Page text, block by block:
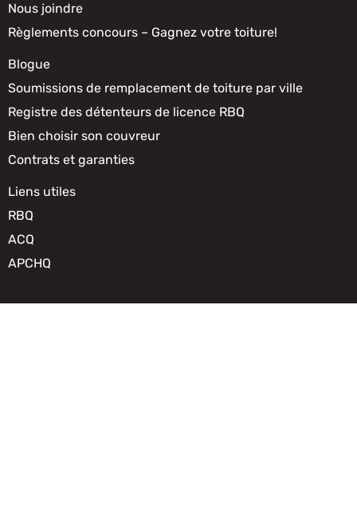
Nous joindre
Règlements concours – Gagnez votre toiture!
Blogue
Soumissions de remplacement de toiture par ville
Registre des détenteurs de licence RBQ
Bien choisir son couvreur
Contrats et garanties
Liens utiles
RBQ
ACQ
APCHQ